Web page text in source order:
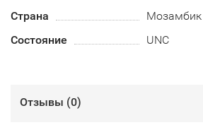
Страна
Мозамбик
Состояние
UNC
Отзывы (0)